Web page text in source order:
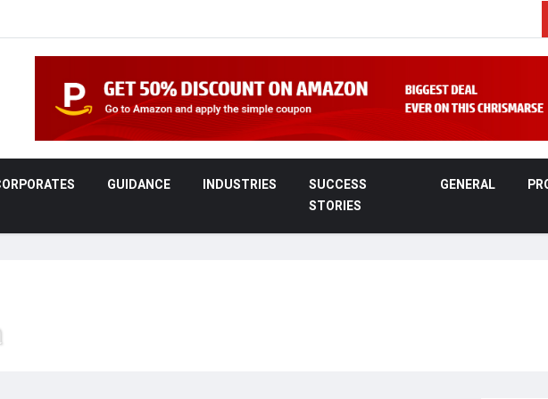
GUIDANCE INDUSTRIES
SUCCESS
STORIES
GENERAL